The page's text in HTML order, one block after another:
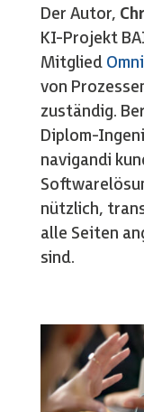
Der Autor,
KI-Projekt
Mitglied
von
zuständig.
Diplom-
navigandi
nützlich,
alle Seiten
sind.